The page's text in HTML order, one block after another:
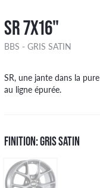
FINITIONS
NOIR BRILLANT
NOIR FACE POLIE
Face polie Noir
ARGENT
TYPE
4X4
CAMIONNETTE
SR 7X16"
BBS - GRIS SATIN
SR, une jante dans la
au ligne épurée.
FINITION: GRIS SATIN